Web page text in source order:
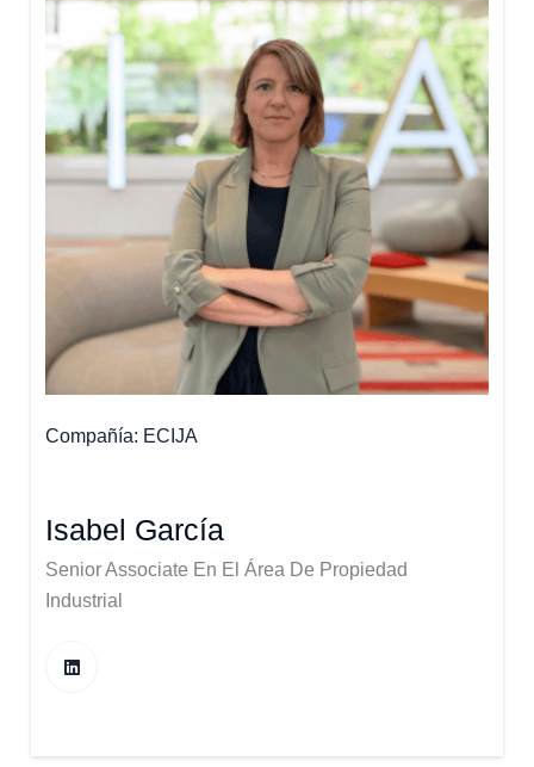
Compañía ECIJA
Isabel García
Senior Associate En El Área De Propiedad
Industrial